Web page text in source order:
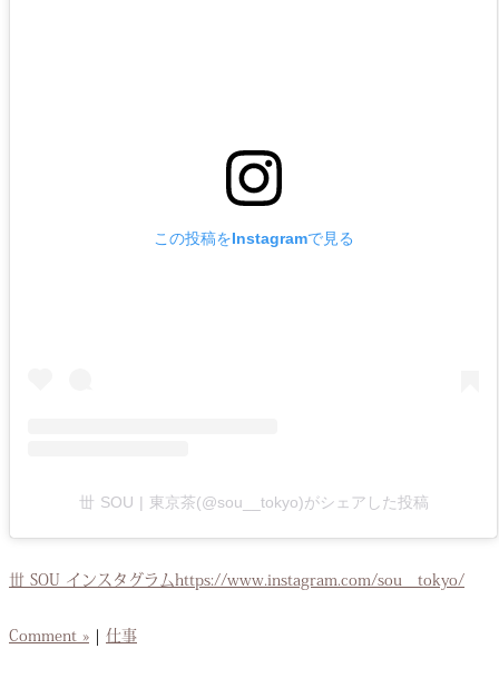
この投稿をInstagramで見る
丗 SOU | 東京茶(@sou__tokyo)がシェアした投稿
丗 SOU インスタグラムhttps://www.instagram.com/sou__tokyo/
Comment » | 仕事